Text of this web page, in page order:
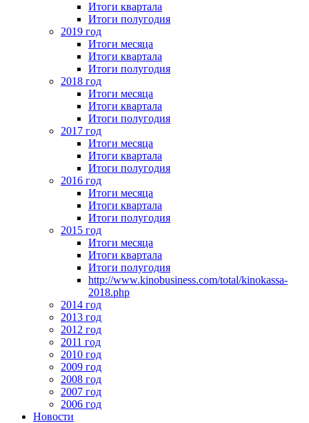
Итоги квартала
Итоги полугодия
2019 год
Итоги месяца
Итоги квартала
Итоги полугодия
2018 год
Итоги месяца
Итоги квартала
Итоги полугодия
2017 год
Итоги месяца
Итоги квартала
Итоги полугодия
2016 год
Итоги месяца
Итоги квартала
Итоги полугодия
2015 год
Итоги месяца
Итоги квартала
Итоги полугодия
http://www.kinobusiness.com/total/kinokassa-
2018.php
2014 год
2013 год
2012 год
2011 год
2010 год
2009 год
2008 год
2007 год
2006 год
Новости